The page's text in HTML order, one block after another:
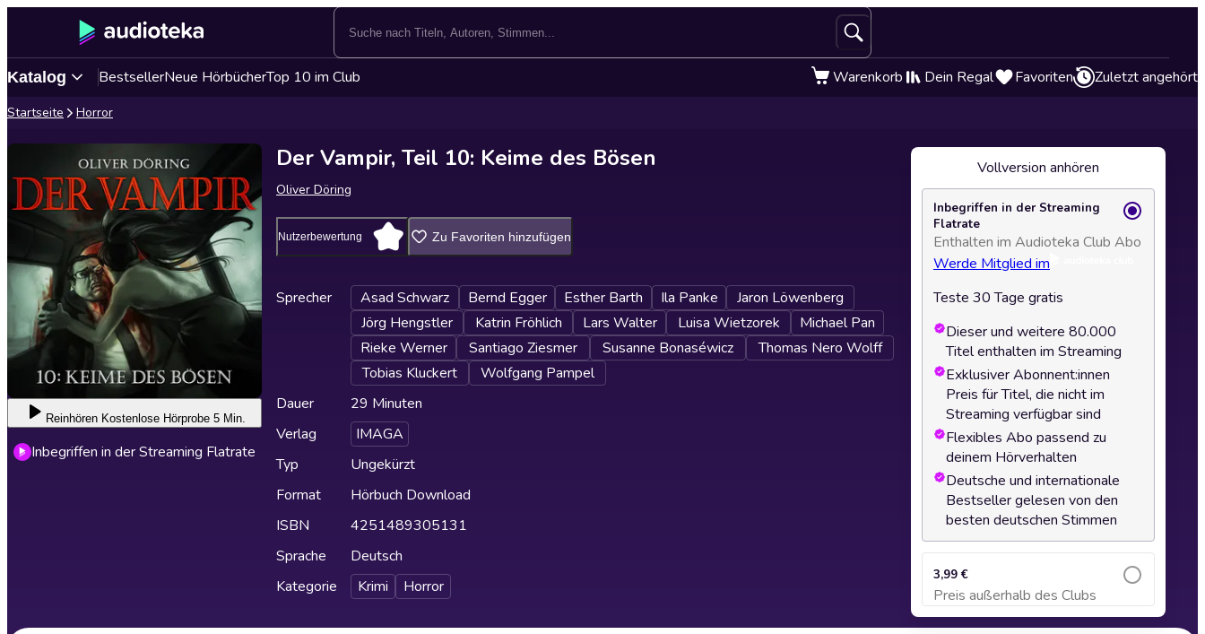
Katalog BestsellerNeue HörbücherTop 10 im Club Warenkorb Dein Regal Favoriten Zuletzt angehört
Startseite Horror
Reinhören Kostenlose Hörprobe 5 Min.
Inbegriffen in der Streaming Flatrate
Der Vampir, Teil 10: Keime des Bösen
Oliver Döring
Nutzerbewertung Zu Favoriten hinzufügen
Sprecher Asad Schwarz Bernd Egger Esther Barth Ila Panke
Jaron Löwenberg
Jörg Hengstler
Katrin Fröhlich Lars Walter Luisa Wietzorek
Michael Pan
Rieke Werner
Santiago Ziesmer Susanne Bonaséwicz
Thomas Nero Wolff
Tobias Kluckert
Wolfgang Pampel
Dauer
29 Minuten
Verlag
IMAGA
Typ
Ungekürzt
Format
Hörbuch Download
ISBN
4251489305131
Sprache
Deutsch
Kategorie
Krimi Horror
Vollversion anhören
Inbegriffen in der Streaming
Flatrate
Enthalten im Audioteka Club Abo
Werde Mitglied im
Teste 30 Tage gratis
Dieser und weitere 80.000
Titel enthalten im Streaming
Exklusiver Abonnent:innen
Preis für Titel, die nicht im
Streaming verfügbar sind
Flexibles Abo passend zu
deinem Hörverhalten
Deutsche und internationale
Bestseller gelesen von den
besten deutschen Stimmen
3,99 €
Preis außerhalb des Clubs
Zum Warenkorb hinzufügen